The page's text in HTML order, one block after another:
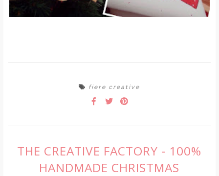
fiere creative
THE CREATIVE FACTORY - 100%
HANDMADE CHRISTMAS